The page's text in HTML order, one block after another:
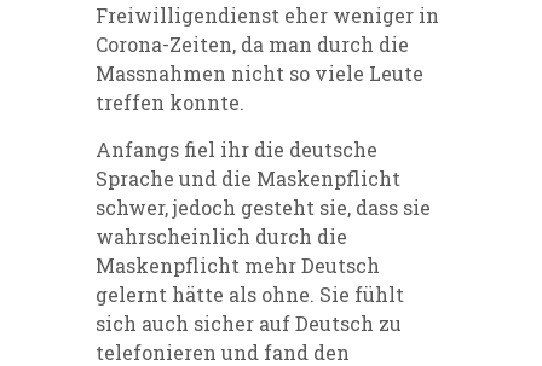
Freiwilligendienst eher weniger in
Corona-Zeiten, da man durch die
Massnahmen nicht so viele Leute
treffen konnte.
Anfangs fiel ihr die deutsche
Sprache und die Maskenpflicht
schwer, jedoch gesteht sie, dass sie
wahrscheinlich durch die
Maskenpflicht mehr Deutsch
gelernt hätte als ohne. Sie fühlt
sich auch sicher auf Deutsch zu
telefonieren und fand den